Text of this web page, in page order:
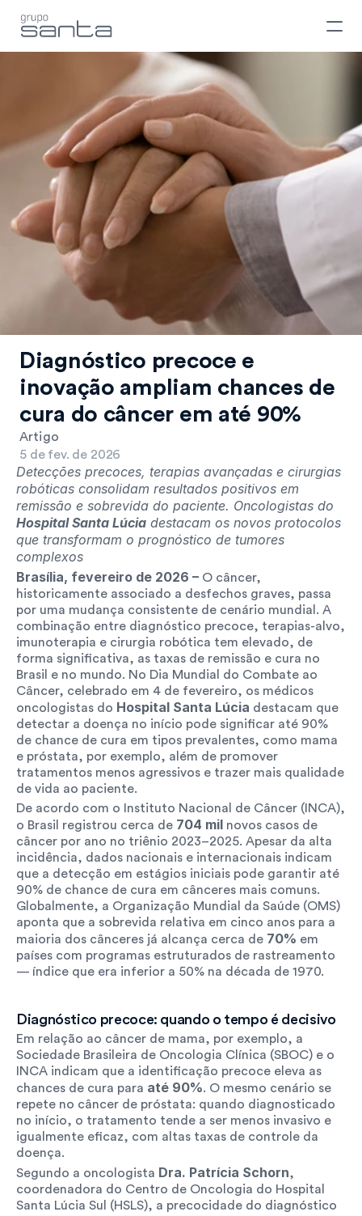
Diagnóstico precoce e
inovação ampliam chances de
cura do câncer em até 90%
Artigo
5 de fev. de 2026
Detecções precoces, terapias avançadas e cirurgias
robóticas consolidam resultados positivos em
Hospital Santa Lúcia destacam os novos protocolos
que transformam o prognóstico de tumores
complexos
Brasília, fevereiro de 2026 – O câncer,
historicamente associado a desfechos graves, passa
por uma mudança consistente de cenário mundial. A
combinação entre diagnóstico precoce, terapias-alvo,
imunoterapia e cirurgia robótica tem elevado, de
forma significativa, as taxas de remissão e cura no
Brasil e no mundo. No Dia Mundial do Combate ao
Câncer, celebrado em 4 de fevereiro, os médicos
oncologistas do Hospital Santa Lúcia destacam que
detectar a doença no início pode significar até 90%
de chance de cura em tipos prevalentes, como mama
e próstata, por exemplo, além de promover
tratamentos menos agressivos e trazer mais qualidade
de vida ao paciente.
De acordo com o Instituto Nacional de Câncer (INCA),
o Brasil registrou cerca de 704 mil novos casos de
câncer por ano no triênio 2023–2025. Apesar da alta
incidência, dados nacionais e internacionais indicam
que a detecção em estágios iniciais pode garantir até
90% de chance de cura em cânceres mais comuns.
Globalmente, a Organização Mundial da Saúde (OMS)
aponta que a sobrevida relativa em cinco anos para a
maioria dos cânceres já alcança cerca de 70% em
países com programas estruturados de rastreamento
— índice que era inferior a 50% na década de 1970.
Diagnóstico precoce: quando o tempo é decisivo
Em relação ao câncer de mama, por exemplo, a
Sociedade Brasileira de Oncologia Clínica (SBOC) e o
INCA indicam que a identificação precoce eleva as
chances de cura para até 90%. O mesmo cenário se
repete no câncer de próstata: quando diagnosticado
no início, o tratamento tende a ser menos invasivo e
igualmente eficaz, com altas taxas de controle da
doença.
Segundo a oncologista Dra. Patrícia Schorn,
coordenadora do Centro de Oncologia do Hospital
Santa Lúcia Sul (HSLS), a precocidade do diagnóstico